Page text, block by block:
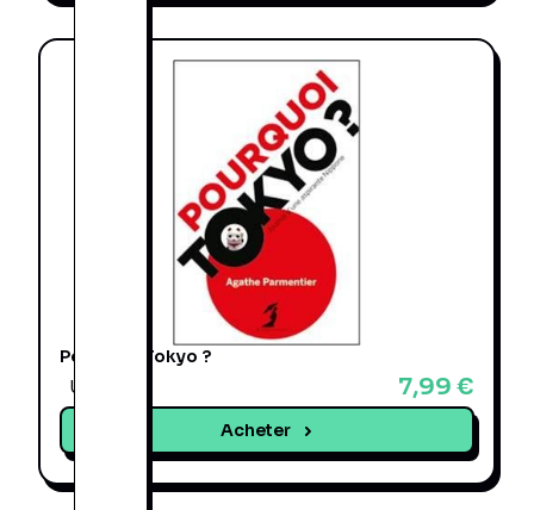
Pourquoi Tokyo ?
Une offre
7,99 €
Acheter